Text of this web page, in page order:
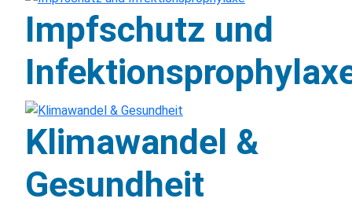
Impfschutz und
Klimawandel &
Gesundheit